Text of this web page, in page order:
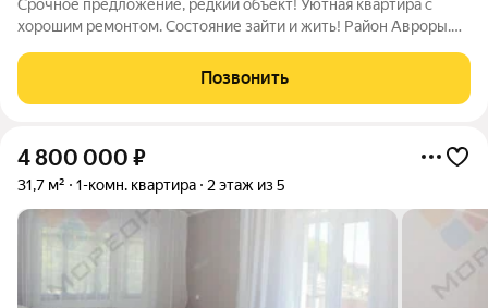
Срочное предложение, редкий объект! Уютная квартира с
хорошим ремонтом. Состояние зайти и жить! Район Авроры.
проживания. До трамвая 2 минуты (ост. «Екатерининский
зал»), парк «Чистяковская роща»,
Позвонить
4 800 000 ₽
31,7 м² 1-комн. квартира 2 этаж из 5